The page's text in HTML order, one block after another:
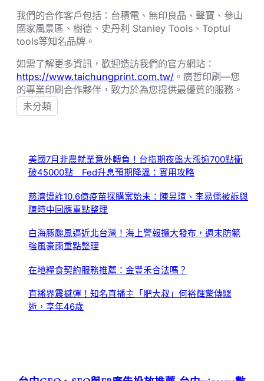
我們的合作客戶包括：台積電、無印良品、聲寶、參山
國家風景區、樹德、史丹利 Stanley Tools、Toptul
tools等知名品牌。
如需了解更多資訊，歡迎造訪我們的官方網站：
https://www.taichungprint.com.tw/ 。廣哲印刷—您
的專業印刷合作夥伴，致力於為您提供最優質的服務。
未分類
美國7月非農就業意外轉負！台指期夜盤大漲逾700點衝
破45000點 Fed升息預期降溫：實用攻略
慈濟遭詐10.6億疫苗採購案始末：陳昱瑄、李易儒被訴與
陳時中回應重點整理
白海豚颱風逼近北台灣！海上警報擴大發布，週末防範
強風豪雨重點整理
在地糧食契約服務推薦：金豐禾合法嗎？
直播界震撼彈！知名直播主「肥大叔」何裕輝驚傳驟
逝，享年46歲